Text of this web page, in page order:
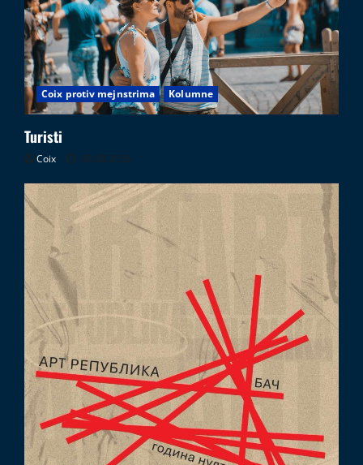
05.08.2026
Coix protiv mejnstrima Kolumne
Turisti
Coix 08.08.2026